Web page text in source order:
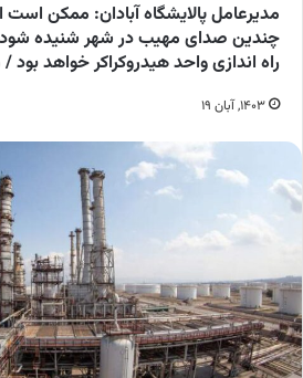
مدیرعامل پالایشگاه آبادان: ممکن است از
چندین صدای مهیب در شهر شنیده شود
راه اندازی واحد هیدروکراکر خواهد بود
۱۴۰۳, آبان ۱۹